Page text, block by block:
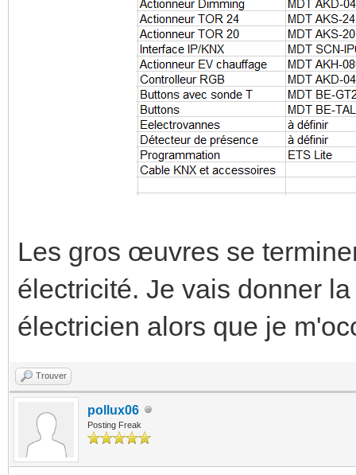
Les gros œuvres se
électricité. Je vais donner
électricien alors que je
Trouver
pollux06
Posting Freak